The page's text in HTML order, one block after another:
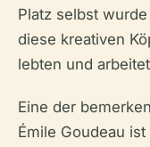
Platz selbst
diese kreativen
lebten und
Eine der
Émile Goudeau